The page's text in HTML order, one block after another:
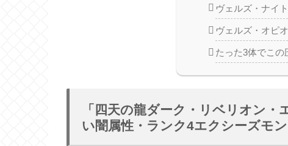
ヴェルズ・ナイ
ヴェルズ・オピ
たった3体でこの
「四天の龍ダーク・リベリオン
い闇属性・ランク4エクシーズモ